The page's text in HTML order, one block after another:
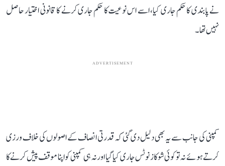
نے پابندی کا حکم جاری کیا، اسے اس نوعیت کا حکم جاری کرنے کا قانونی اختیار حاصل
نہیں تھا۔
ADVERTISEMENT
کمپنی کی جانب سے یہ بھی دلیل دی گئی کہ قدرتی انصاف کے اصولوں کی خلاف ورزی
کرتے ہوئے نہ تو کوئی شوکاز نوٹس جاری کیا گیا اور نہ ہی کمپنی کو اپنا موقف پیش کرنے کا